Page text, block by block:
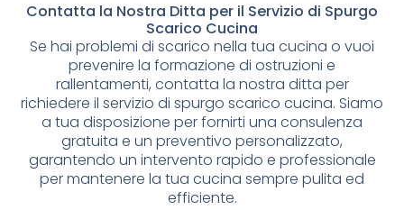
Contatta la Nostra Ditta per il Servizio di Spurgo
Scarico Cucina
Se hai problemi di scarico nella tua cucina o vuoi
prevenire la formazione di ostruzioni e
rallentamenti, contatta la nostra ditta per
richiedere il servizio di spurgo scarico cucina. Siamo
a tua disposizione per fornirti una consulenza
gratuita e un preventivo personalizzato,
garantendo un intervento rapido e professionale
per mantenere la tua cucina sempre pulita ed
efficiente.